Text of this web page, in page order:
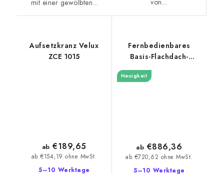
mit einer gewölbten...
Aufsetzkranz Velux
ZCE 1015
5–10 Werktage
ab €154,19 ohne MwSt.
ab €189,65
Fernbedienbares
Basis-Flachdach-
15 cm
Neuigkeit
5–10 Werktage
ab €720,62 ohne MwSt.
ab €886,36